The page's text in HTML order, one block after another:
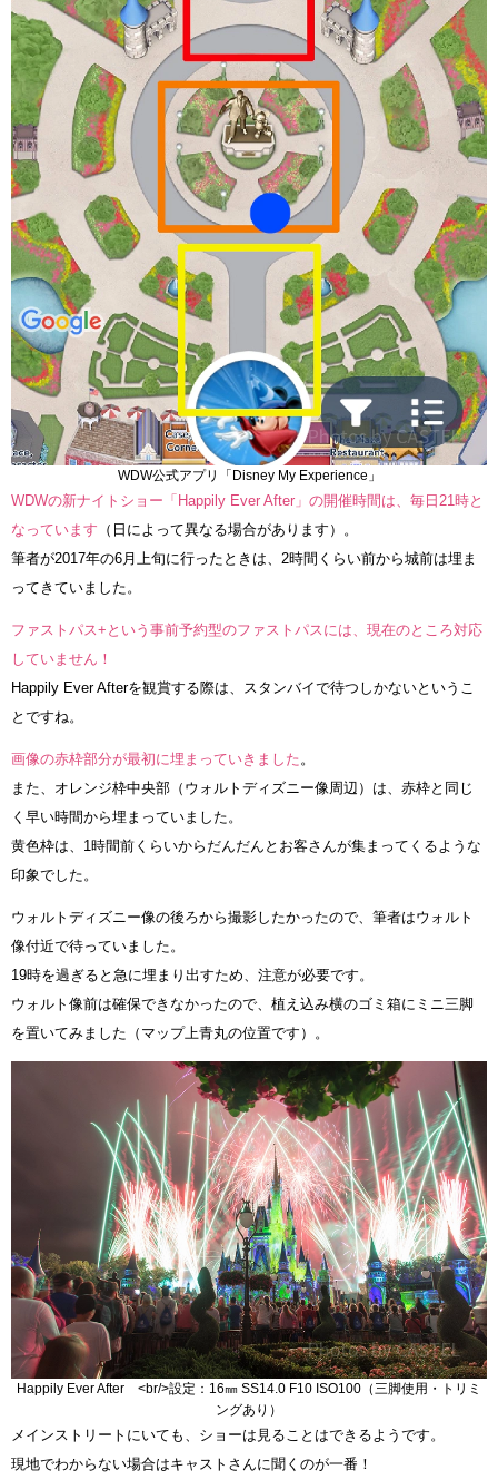
WDW公式アプリ「Disney My Experience」
WDWの新ナイトショー「Happily Ever After」の開催時間は、毎日21時と
なっています （日によって異なる場合があります）。
筆者が2017年の6月上旬に行ったときは、2時間くらい前から城前は埋ま
ってきていました。
ファストパス+という事前予約型のファストパスには、現在のところ対応
していません！
Happily Ever Afterを観賞する際は、スタンバイで待つしかないというこ
とですね。
画像の赤枠部分が最初に埋まっていきました。
また、オレンジ枠中央部（ウォルトディズニー像周辺）は、赤枠と同じ
く早い時間から埋まっていました。
黄色枠は、1時間前くらいからだんだんとお客さんが集まってくるような
印象でした。
ウォルトディズニー像の後ろから撮影したかったので、筆者はウォルト
像付近で待っていました。
19時を過ぎると急に埋まり出すため、注意が必要です。
ウォルト像前は確保できなかったので、植え込み横のゴミ箱にミニ三脚
を置いてみました（マップ上青丸の位置です）。
Happily Ever After <br/>設定：16㎜ SS14.0 F10 ISO100（三脚使用・トリミ
ングあり）
メインストリートにいても、ショーは見ることはできるようです。
現地でわからない場合はキャストさんに聞くのが一番！